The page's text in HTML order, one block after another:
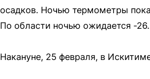
осадков. Ночью термометры
По области ночью ожидается -
Накануне, 25 февраля, в